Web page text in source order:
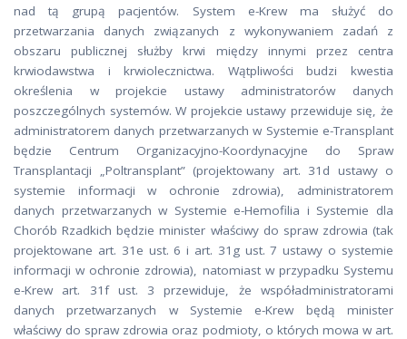
nad tą grupą pacjentów. System e-Krew ma służyć do
przetwarzania danych związanych z wykonywaniem zadań z
obszaru publicznej służby krwi między innymi przez centra
krwiodawstwa i krwiolecznictwa. Wątpliwości budzi kwestia
określenia w projekcie ustawy administratorów danych
poszczególnych systemów. W projekcie ustawy przewiduje się, że
administratorem danych przetwarzanych w Systemie e-Transplant
będzie Centrum Organizacyjno-Koordynacyjne do Spraw
Transplantacji „Poltransplant” (projektowany art. 31d ustawy o
systemie informacji w ochronie zdrowia), administratorem
danych przetwarzanych w Systemie e-Hemofilia i Systemie dla
Chorób Rzadkich będzie minister właściwy do spraw zdrowia (tak
projektowane art. 31e ust. 6 i art. 31g ust. 7 ustawy o systemie
informacji w ochronie zdrowia), natomiast w przypadku Systemu
e-Krew art. 31f ust. 3 przewiduje, że współadministratorami
danych przetwarzanych w Systemie e-Krew będą minister
właściwy do spraw zdrowia oraz podmioty, o których mowa w art.